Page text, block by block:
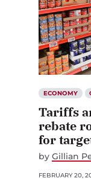
ECONOMY
Tariffs
rebate
for
by Gillian
FEBRUARY 20,